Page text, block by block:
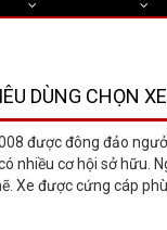
DÙNG CHỌN
được đông đảo
nhiều cơ hội sở hữu.
Xe được cứng cáp